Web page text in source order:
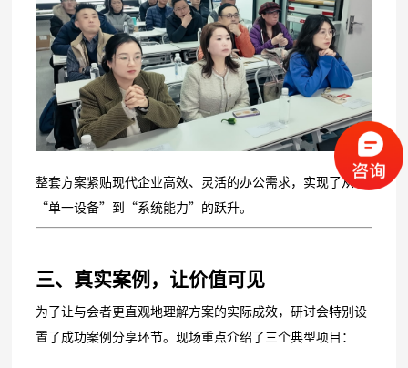
整套方案紧贴现代企业高效、灵活的办公需求，实现了从
“单一设备”到“系统能力”的跃升。
三、真实案例，让价值可见
为了让与会者更直观地理解方案的实际成效，研讨会特别设
置了成功案例分享环节。现场重点介绍了三个典型项目：